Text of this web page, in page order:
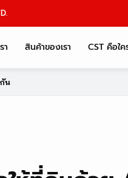
า สินค้าของเรา CST คือใค
น